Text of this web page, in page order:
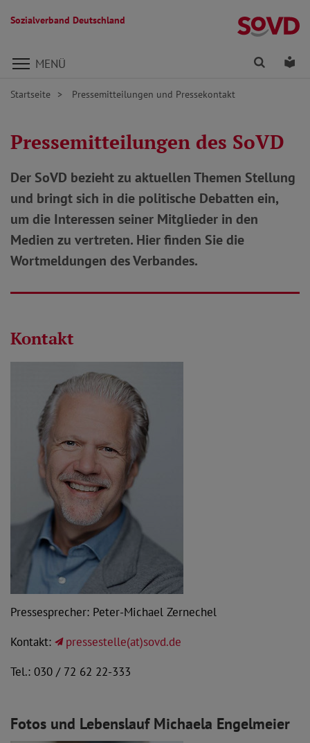
Sozialverband Deutschland
Direkt zu den Inhalten springen
MENÜ Finden
Startseite Pressemitteilungen und Pressekontakt
Pressemitteilungen des SoVD
Der SoVD bezieht zu aktuellen Themen Stellung
und bringt sich in die politische Debatten ein,
um die Interessen seiner Mitglieder in den
Medien zu vertreten. Hier finden Sie die
Wortmeldungen des Verbandes.
Kontakt
Pressesprecher: Peter-Michael Zernechel
Kontakt:
pressestelle(at)sovd.de
Tel.: 030 / 72 62 22-333
Fotos und Lebenslauf Michaela Engelmeier